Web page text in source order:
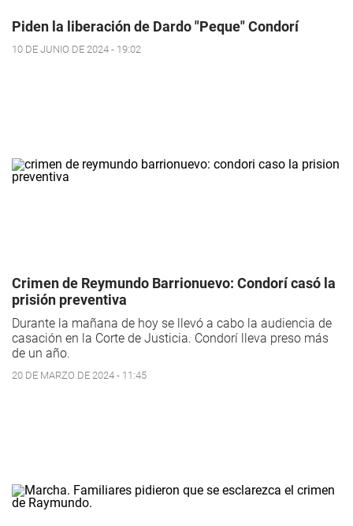
Piden la liberación de Dardo "Peque" Condorí
10 DE JUNIO DE 2024 - 19:02
Crimen de Reymundo Barrionuevo: Condorí casó la
prisión preventiva
Durante la mañana de hoy se llevó a cabo la audiencia de
casación en la Corte de Justicia. Condorí lleva preso más
de un año.
20 DE MARZO DE 2024 - 11:45